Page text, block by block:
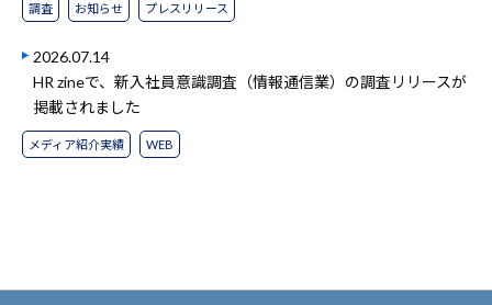
調査 お知らせ プレスリリース
2026.07.14
HR zineで、新入社員意識調査（情報通信業）の調査リリースが
掲載されました
メディア紹介実績 WEB